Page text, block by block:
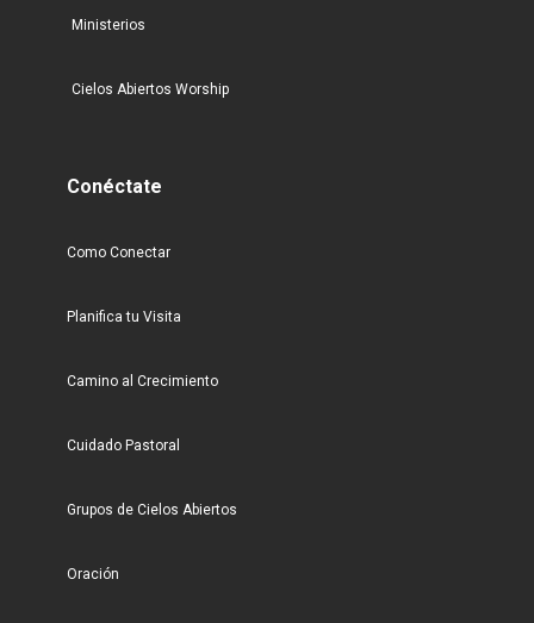
Ministerios
Cielos Abiertos Worship
Conéctate
Como Conectar
Planifica tu Visita
Camino al Crecimiento
Cuidado Pastoral
Grupos de Cielos Abiertos
Oración